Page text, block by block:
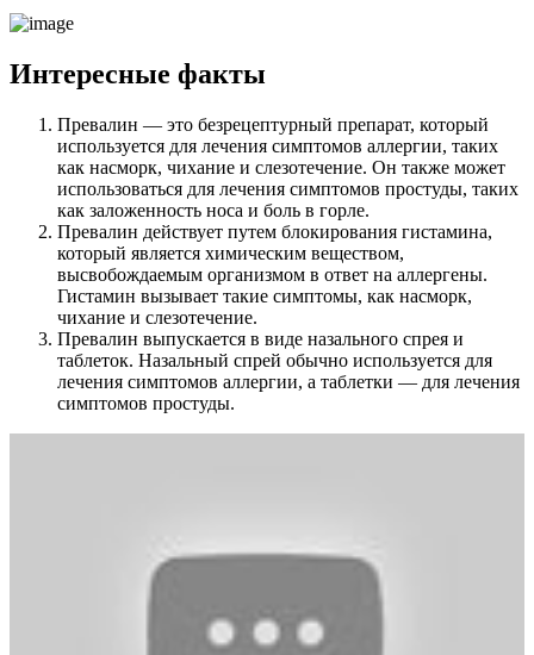
Интересные факты
Превалин — это безрецептурный препарат, который
используется для лечения симптомов аллергии, таких
как насморк, чихание и слезотечение. Он также может
использоваться для лечения симптомов простуды, таких
как заложенность носа и боль в горле.
Превалин действует путем блокирования гистамина,
который является химическим веществом,
высвобождаемым организмом в ответ на аллергены.
Гистамин вызывает такие симптомы, как насморк,
чихание и слезотечение.
Превалин выпускается в виде назального спрея и
таблеток. Назальный спрей обычно используется для
лечения симптомов аллергии, а таблетки — для лечения
симптомов простуды.